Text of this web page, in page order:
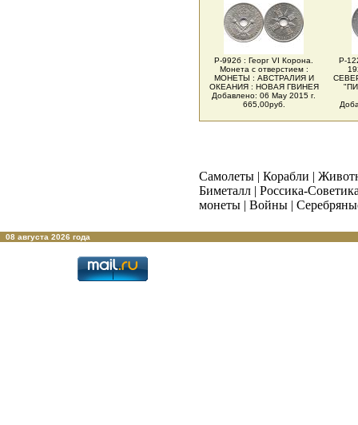
Р-992б : Георг VI Корона.
Монета с отверстием :
МОНЕТЫ : АВСТРАЛИЯ И
ОКЕАНИЯ : НОВАЯ ГВИНЕЯ
Добавлено: 06 May 2015 г.
665,00руб.
Р-
Самолеты | Корабли |
Биметалл | Россика-
монеты | Войны |
08 августа 2026 года